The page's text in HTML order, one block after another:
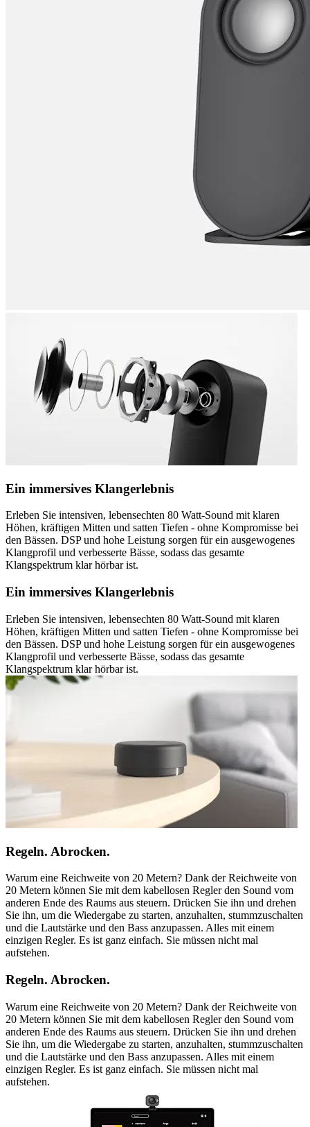
Ein immersives Klangerlebnis
Erleben Sie intensiven, lebensechten 80 Watt-Sound mit klaren
Höhen, kräftigen Mitten und satten Tiefen - ohne Kompromisse bei
den Bässen. DSP und hohe Leistung sorgen für ein ausgewogenes
Klangprofil und verbesserte Bässe, sodass das gesamte
Klangspektrum klar hörbar ist.
Ein immersives Klangerlebnis
Erleben Sie intensiven, lebensechten 80 Watt-Sound mit klaren
Höhen, kräftigen Mitten und satten Tiefen - ohne Kompromisse bei
den Bässen. DSP und hohe Leistung sorgen für ein ausgewogenes
Klangprofil und verbesserte Bässe, sodass das gesamte
Klangspektrum klar hörbar ist.
Regeln. Abrocken.
Warum eine Reichweite von 20 Metern? Dank der Reichweite von
20 Metern können Sie mit dem kabellosen Regler den Sound vom
anderen Ende des Raums aus steuern. Drücken Sie ihn und drehen
Sie ihn, um die Wiedergabe zu starten, anzuhalten, stummzuschalten
und die Lautstärke und den Bass anzupassen. Alles mit einem
einzigen Regler. Es ist ganz einfach. Sie müssen nicht mal
aufstehen.
Regeln. Abrocken.
Warum eine Reichweite von 20 Metern? Dank der Reichweite von
20 Metern können Sie mit dem kabellosen Regler den Sound vom
anderen Ende des Raums aus steuern. Drücken Sie ihn und drehen
Sie ihn, um die Wiedergabe zu starten, anzuhalten, stummzuschalten
und die Lautstärke und den Bass anzupassen. Alles mit einem
einzigen Regler. Es ist ganz einfach. Sie müssen nicht mal
aufstehen.